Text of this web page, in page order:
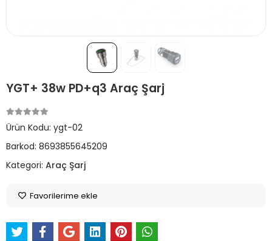
YGT+ 38w PD+q3 Araç Şarj
Ürün Kodu: ygt-02
Barkod: 8693855645209
Kategori: Araç Şarj
Favorilerime ekle